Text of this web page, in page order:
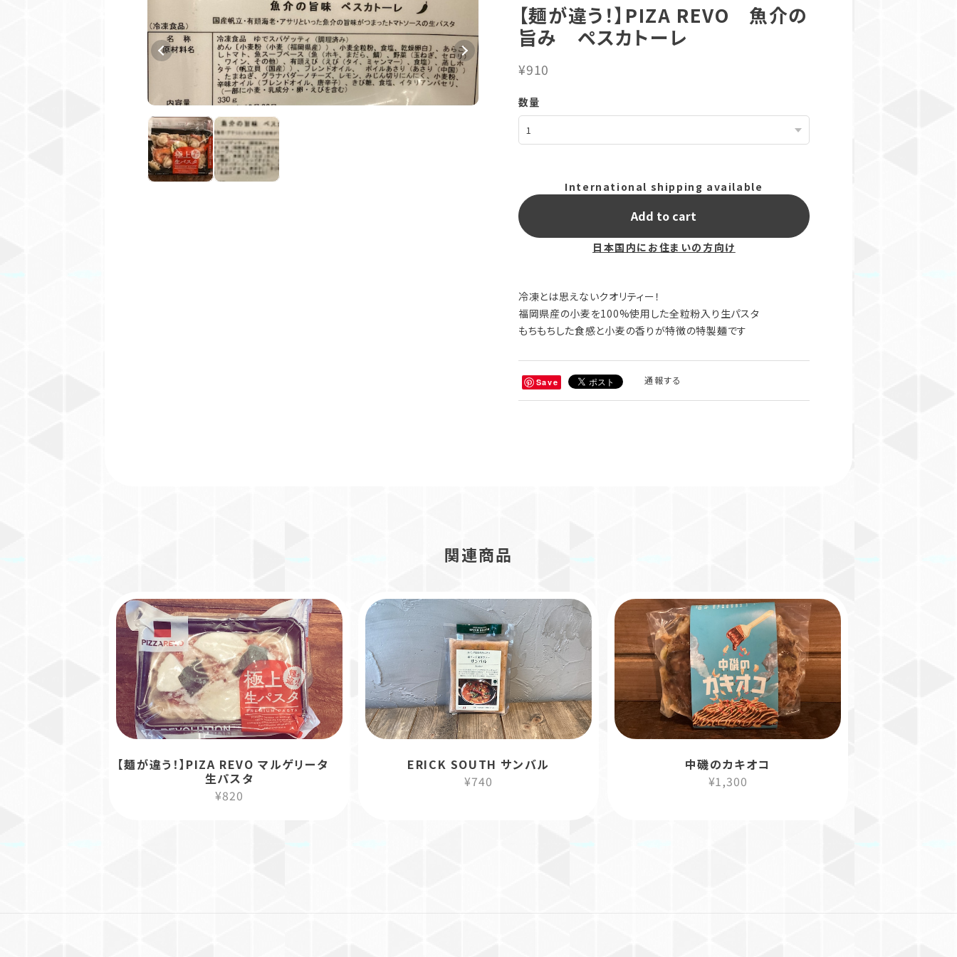
【麺が違う！】PIZA REVO 魚介の
旨み ペスカトーレ
¥910
数量
International shipping available
Add to cart
日本国内にお住まいの方向け
冷凍とは思えないクオリティー！
福岡県産の小麦を100%使用した全粒粉入り生パスタ
もちもちした食感と小麦の香りが特徴の特製麺です
Save 通報する
関連商品
【麺が違う！】PIZA REVO マルゲリータ
生パスタ
¥820
ERICK SOUTH サンバル
¥740
中磯のカキオコ
¥1,300